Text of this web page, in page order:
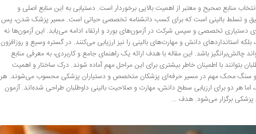
منابع صحیح و معتبر از اهمیت بالایی برخوردار است. دستیابی به این منابع اصلی و
و تسلط بالینی است که برای کسب دانشنامه تخصصی حیاتی است. مسیر پزشک شدن، پس
دستیاری تخصصی و سپس شرکت در آزمون‌های بورد و ارتقاء ادامه می‌یابد. این آزمون‌ها نه
استانداردهای دانش و مهارت‌های بالینی را نیز ارزیابی می‌کنند. در گستره وسیع و روزافزون
چالش‌برانگیز باشد. این مقاله با هدف ارائه یک راهنمای جامع و کاربردی، به معرفی منابع
بتوانند با اطمینان خاطر بیشتری برای این مراحل مهم آماده شوند. درک ساختار و اهمیت
دو سنگ محک مهم در مسیر حرفه‌ای پزشکان متخصص و دستیاران پزشکی محسوب می‌شوند. هر
اما هر دو برای ارزیابی سطح دانش، مهارت و صلاحیت بالینی داوطلبان طراحی شده‌اند. آزمون
پزشکی برگزار می‌شود. هدف …